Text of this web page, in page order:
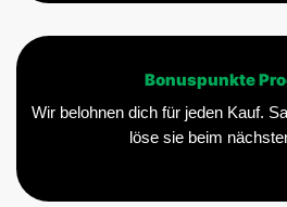
Bonuspunkte
Wir belohnen dich für jeden Kauf.
löse sie beim